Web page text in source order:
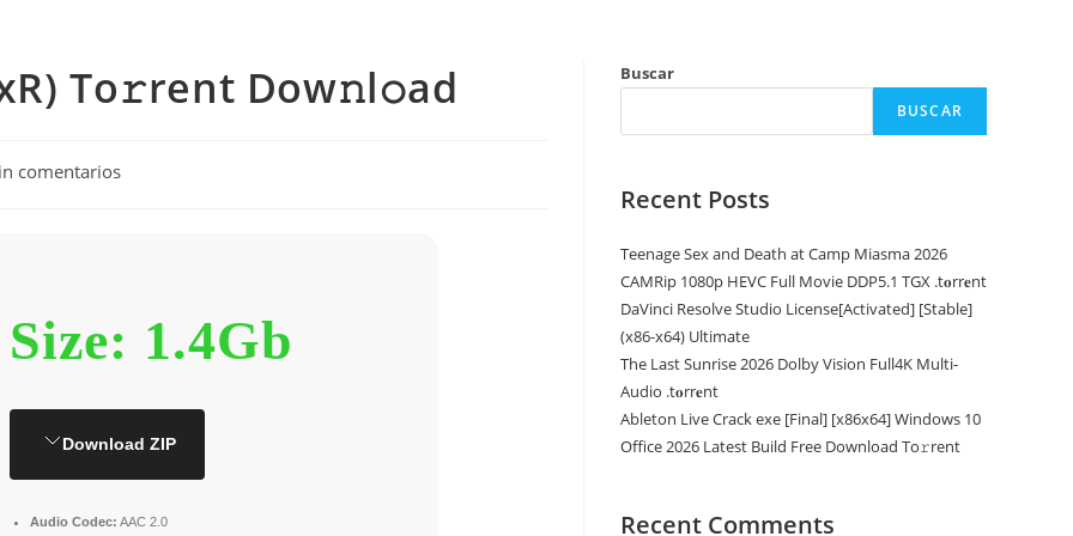
To𝚛rent Dow𝚗l𝚘ad
comentarios
Size: 1.4Gb
Download ZIP
Audio Codec: AAC 2.0
Buscar
BUSCAR
Recent Posts
Teenage Sex and Death at Camp Miasma 2026
CAMRip 1080p HEVC Full Movie DDP5.1 TGX .t𝐨rr𝐞nt
DaVinci Resolve Studio License[Activated] [Stable]
(x86-x64) Ultimate
The Last Sunrise 2026 Dolby Vision Full4K Multi-
Audio .t𝐨rr𝐞nt
Ableton Live Crack exe [Final] [x86x64] Windows 10
Office 2026 Latest Build Frее Download To𝚛rent
Recent Comments